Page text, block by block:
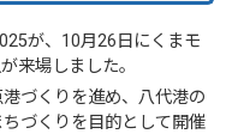
が、10月26日にくまモ
来場しました。
づくりを進め、八代港の
づくりを目的として開催